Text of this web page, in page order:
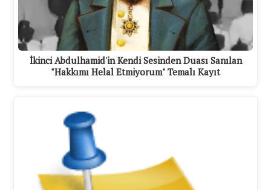
İkinci Abdulhamid'in Kendi Sesinden Duası Sanılan
"Hakkımı Helal Etmiyorum" Temalı Kayıt